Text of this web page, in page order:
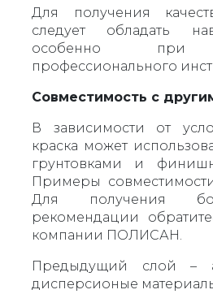
Для получения
следует обладать
особенно при
профессионального
Совместимость с
В зависимости от
краска может
грунтовками и
Примеры
Для получения
рекомендации
компании ПОЛИСАН.
Предыдущий слой –
дисперсионые